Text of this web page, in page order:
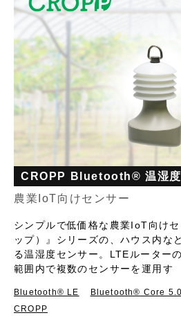
CROPP Bluetooth® 温湿度
農業IoT向けセンサー
シンプルで低価格な農業IoT向け
ップ）』シリーズの、ハウス内な
る温湿度センサー。LTEルーター
範囲内で複数のセンサーを運用す
Bluetooth®︎ LE Bluetooth® Core 5.0
CROPP